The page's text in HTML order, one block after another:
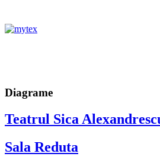
Diagrame
Teatrul Sica
Sala Reduta